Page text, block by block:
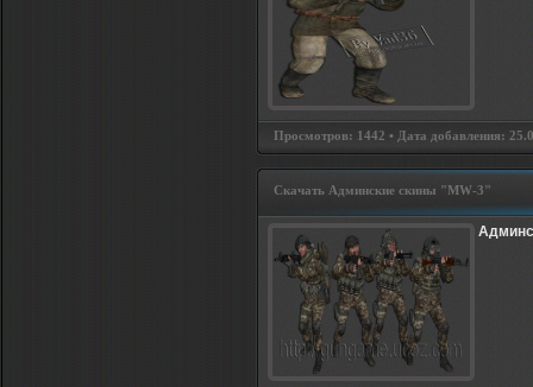
Просмотров: 1442 • Дата добавления:
Скачать Админские скины "MW-3"